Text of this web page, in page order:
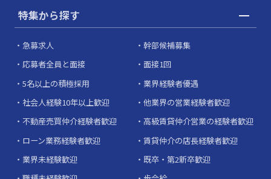
特集から探す
急募求人
幹部候補募集
応募者全員と面接
面接1回
5名以上の積極採用
業界経験者優遇
社会人経験10年以上歓迎
他業界の営業経験者歓迎
不動産売買仲介経験者歓迎
高級賃貸仲介営業の経験者歓迎
ローン業務経験者歓迎
賃貸仲介の店長経験者歓迎
業界未経験歓迎
既卒・第2新卒歓迎